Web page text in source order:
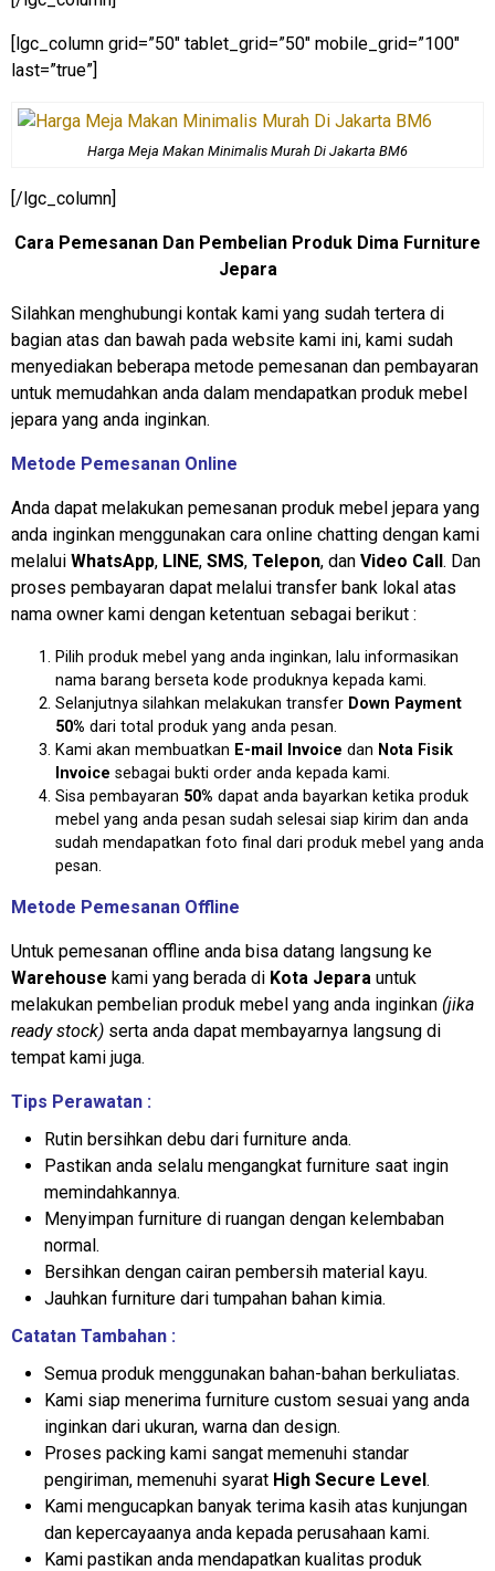
[lgc_column grid=”50″ tablet_grid=”50″ mobile_grid=”100″
last=”true”]
Harga Meja Makan Minimalis Murah Di Jakarta BM6
[/lgc_column]
Cara Pemesanan Dan Pembelian Produk Dima Furniture
Jepara
Silahkan menghubungi kontak kami yang sudah tertera di
bagian atas dan bawah pada website kami ini, kami sudah
menyediakan beberapa metode pemesanan dan pembayaran
untuk memudahkan anda dalam mendapatkan produk mebel
jepara yang anda inginkan.
Metode Pemesanan Online
Anda dapat melakukan pemesanan produk mebel jepara yang
anda inginkan menggunakan cara online chatting dengan kami
melalui WhatsApp, LINE, SMS, Telepon, dan Video Call . Dan
proses pembayaran dapat melalui transfer bank lokal atas
nama owner kami dengan ketentuan sebagai berikut :
Pilih produk mebel yang anda inginkan, lalu informasikan
nama barang berseta kode produknya kepada kami.
Selanjutnya silahkan melakukan transfer Down Payment
50% dari total produk yang anda pesan.
Kami akan membuatkan E-mail Invoice dan Nota Fisik
Invoice sebagai bukti order anda kepada kami.
Sisa pembayaran 50% dapat anda bayarkan ketika produk
mebel yang anda pesan sudah selesai siap kirim dan anda
sudah mendapatkan foto final dari produk mebel yang anda
pesan.
Metode Pemesanan Offline
Untuk pemesanan offline anda bisa datang langsung ke
Warehouse kami yang berada di Kota Jepara untuk
melakukan pembelian produk mebel yang anda inginkan (jika
ready stock) serta anda dapat membayarnya langsung di
tempat kami juga.
Tips Perawatan :
Rutin bersihkan debu dari furniture anda.
Pastikan anda selalu mengangkat furniture saat ingin
memindahkannya.
Menyimpan furniture di ruangan dengan kelembaban
normal.
Bersihkan dengan cairan pembersih material kayu.
Jauhkan furniture dari tumpahan bahan kimia.
Catatan Tambahan :
Semua produk menggunakan bahan-bahan berkuliatas.
Kami siap menerima furniture custom sesuai yang anda
inginkan dari ukuran, warna dan design.
Proses packing kami sangat memenuhi standar
pengiriman, memenuhi syarat High Secure Level.
Kami mengucapkan banyak terima kasih atas kunjungan
dan kepercayaanya anda kepada perusahaan kami.
Kami pastikan anda mendapatkan kualitas produk